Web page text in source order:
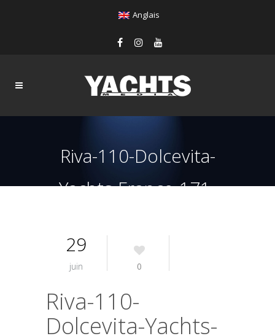
Anglais
Riva-110-Dolcevita-
Yachts-France-171-
29
juin 0
Riva-110-
Dolcevita-Yachts-